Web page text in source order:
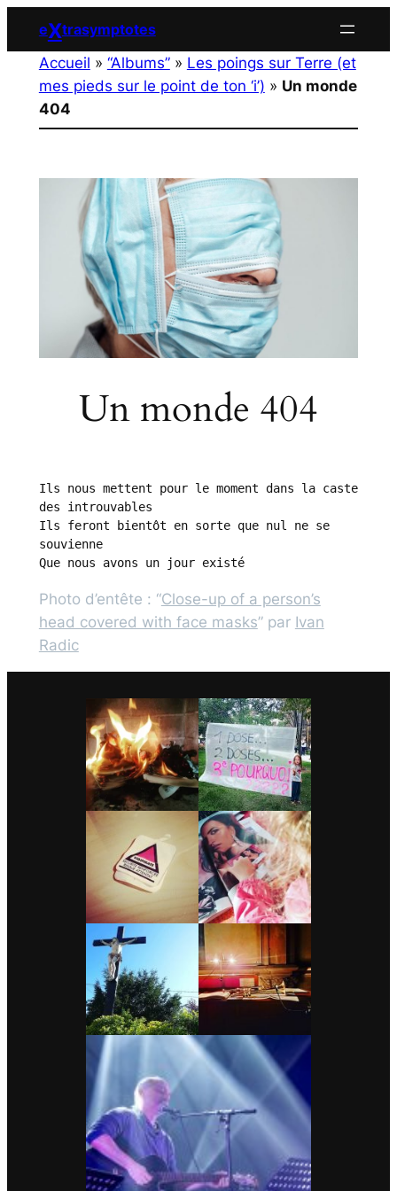
contenu
eXtrasymptotes
Accueil » “Albums”» Les poings sur Terre (et
mes pieds sur le point de ton ‘i’) » Un monde
404
Un monde 404
Ils nous mettent pour le moment dans la caste
des introuvables
Ils feront bientôt en sorte que nul ne se
souvienne
Que nous avons un jour existé
Photo d’entête : “Close-up of a person’s
head covered with face masks” par Ivan
Radic